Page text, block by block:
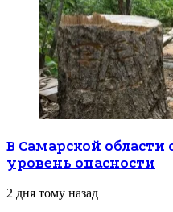
В Самарской
уровень опасности
2 дня тому назад